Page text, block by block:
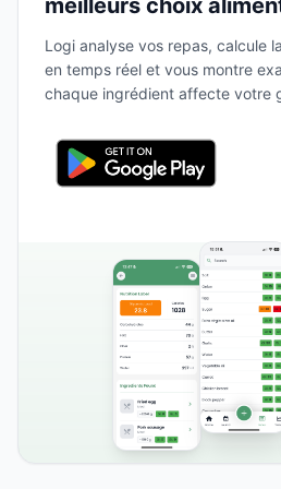
meilleurs choix
Logi analyse vos repas, calcule
en temps réel et vous montre
chaque ingrédient affecte votre